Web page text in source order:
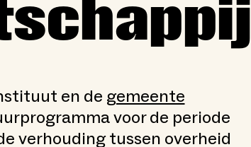
en de gemeente
voor de periode
verhouding tussen overheid